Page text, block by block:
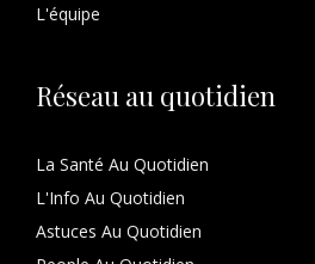
L'équipe
Réseau au quotidien
La Santé Au Quotidien
L'Info Au Quotidien
Astuces Au Quotidien